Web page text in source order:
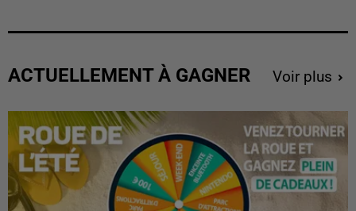
ACTUELLEMENT À GAGNER Voir plus